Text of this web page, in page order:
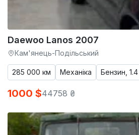
Daewoo Lanos 2007
Кам'янець-Подільський
285 000 км Механіка Бензин, 1.4
1000 $44758 ₴